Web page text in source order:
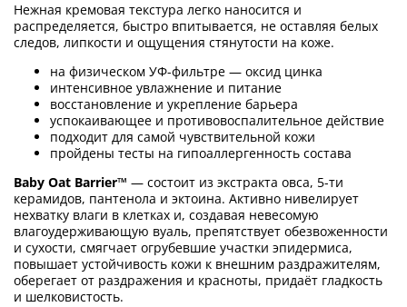
Нежная кремовая текстура легко наносится и
распределяется, быстро впитывается, не оставляя белых
следов, липкости и ощущения стянутости на коже.
на физическом УФ-фильтре — оксид цинка
интенсивное увлажнение и питание
восстановление и укрепление барьера
успокаивающее и противовоспалительное действие
подходит для самой чувствительной кожи
пройдены тесты на гипоаллергенность состава
Baby Oat Barrier™ — состоит из экстракта овса, 5-ти
керамидов, пантенола и эктоина. Активно нивелирует
нехватку влаги в клетках и, создавая невесомую
влагоудерживающую вуаль, препятствует обезвоженности
и сухости, смягчает огрубевшие участки эпидермиса,
повышает устойчивость кожи к внешним раздражителям,
оберегает от раздражения и красноты, придаёт гладкость
и шелковистость.